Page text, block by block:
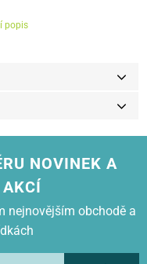
popis
NOVINEK A
nejnovějším obchodě a